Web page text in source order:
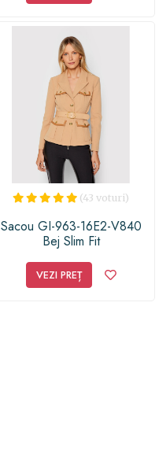
(43 voturi)
Sacou GI-963-16E2-V840
Bej Slim Fit
VEZI PREȚ